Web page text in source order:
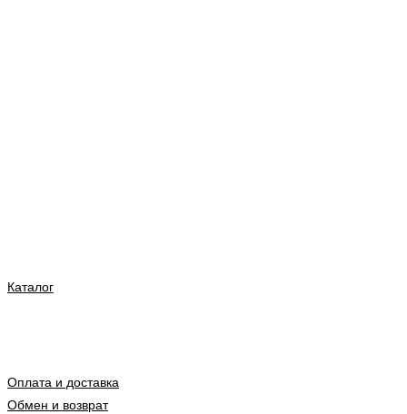
Каталог
Оплата и доставка
Обмен и возврат